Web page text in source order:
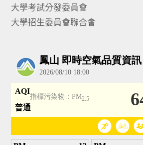
大學考試分發委員會
大學招生委員會聯合會